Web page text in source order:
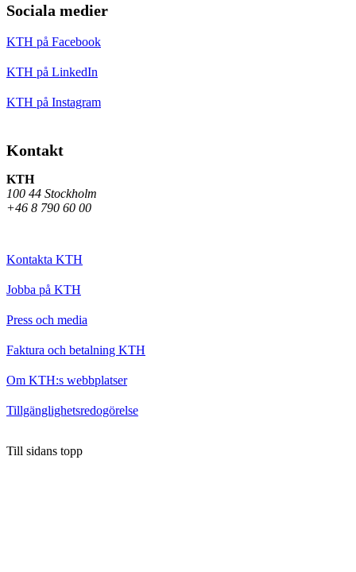
Sociala medier
KTH på Facebook
KTH på LinkedIn
KTH på Instagram
Kontakt
KTH
100 44 Stockholm
+46 8 790 60 00
Kontakta KTH
Jobba på KTH
Press och media
Faktura och betalning KTH
Om KTH:s webbplatser
Tillgänglighetsredogörelse
Till sidans topp